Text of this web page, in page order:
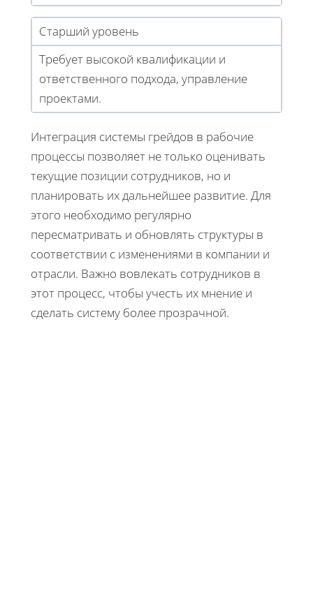
Старший уровень
Требует высокой квалификации и
ответственного подхода, управление
проектами.
Интеграция системы грейдов в рабочие
процессы позволяет не только оценивать
текущие позиции сотрудников, но и
планировать их дальнейшее развитие. Для
этого необходимо регулярно
пересматривать и обновлять структуры в
соответствии с изменениями в компании и
отрасли. Важно вовлекать сотрудников в
этот процесс, чтобы учесть их мнение и
сделать систему более прозрачной.